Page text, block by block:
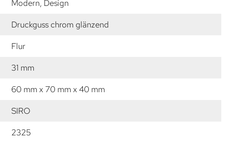
Modern, Design
Druckguss chrom glänzend
Flur
31 mm
60 mm x 70 mm x 40 mm
SIRO
2325